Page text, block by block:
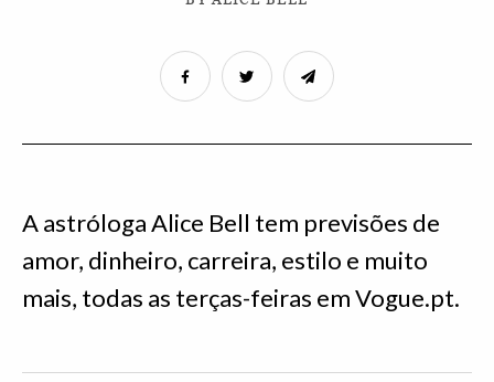
A astróloga Alice Bell tem previsões de
amor, dinheiro, carreira, estilo e muito
mais, todas as terças-feiras em Vogue.pt.